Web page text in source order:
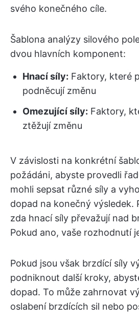
svého konečného cíle.
Šablona analýzy silového
dvou hlavních komponent:
Hnací síly: Faktory, které
podněcují změnu
Omezující síly: Faktory,
ztěžují změnu
V závislosti na konkrétní
požádáni, abyste provedli
mohli sepsat různé síly a
dopad na konečný výsledek.
zda hnací síly převažují nad
Pokud ano, vaše rozhodnutí
Pokud jsou však brzdící síly
podniknout další kroky,
dopad. To může zahrnovat
oslabení brzdících sil nebo